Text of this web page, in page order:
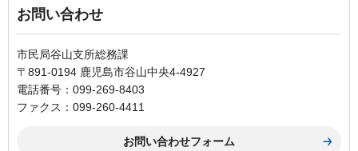
お問い合わせ
市民局谷山支所総務課
〒891-0194 鹿児島市谷山中央4-4927
電話番号：099-269-8403
ファクス：099-260-4411